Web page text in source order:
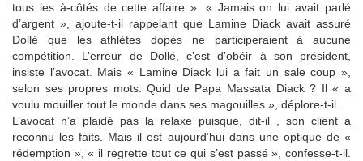
tous les à-côtés de cette affaire ». « Jamais on lui avait parlé
d’argent », ajoute-t-il rappelant que Lamine Diack avait assuré
Dollé que les athlètes dopés ne participeraient à aucune
compétition. L’erreur de Dollé, c’est d’obéir à son président,
insiste l’avocat. Mais « Lamine Diack lui a fait un sale coup »,
selon ses propres mots. Quid de Papa Massata Diack ? Il « a
voulu mouiller tout le monde dans ses magouilles », déplore-t-il.
L’avocat n’a plaidé pas la relaxe puisque, dit-il , son client a
reconnu les faits. Mais il est aujourd’hui dans une optique de «
rédemption », « il regrette tout ce qui s’est passé », confesse-t-il.